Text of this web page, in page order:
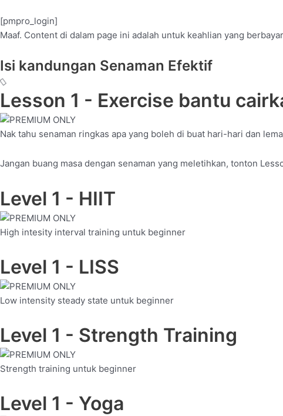
[pmpro_login]
Maaf. Content di dalam page ini adalah untuk keahlian yang
Isi kandungan Senaman Efektif
Lesson 1 - Exercise bantu
Nak tahu senaman ringkas apa yang boleh di buat hari-hari dan
Jangan buang masa dengan senaman yang meletihkan, tonton
Level 1 - HIIT
High intesity interval training untuk beginner
Level 1 - LISS
Low intensity steady state untuk beginner
Level 1 - Strength Training
Strength training untuk beginner
Level 1 - Yoga